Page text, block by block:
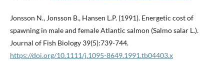
Jonsson N., Jonsson B., Hansen L.P. (1991). Energetic cost of
spawning in male and female Atlantic salmon (Salmo salar L.).
Journal of Fish Biology 39(5):739-744.
https://doi.org/10.1111/j.1095-8649.1991.tb04403.x